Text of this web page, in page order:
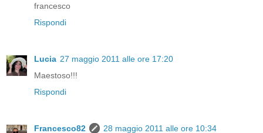
francesco
Rispondi
Lucia 27 maggio 2011 alle ore 17:20
Maestoso!!!
Rispondi
Francesco82
28 maggio 2011 alle ore 10:34